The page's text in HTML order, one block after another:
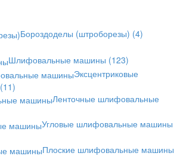
Бороздоделы (штроборезы) (4)
Шлифовальные машины (123)
Эксцентриковые
(11)
Ленточные шлифовальные
Угловые шлифовальные машины
Плоские шлифовальные машины